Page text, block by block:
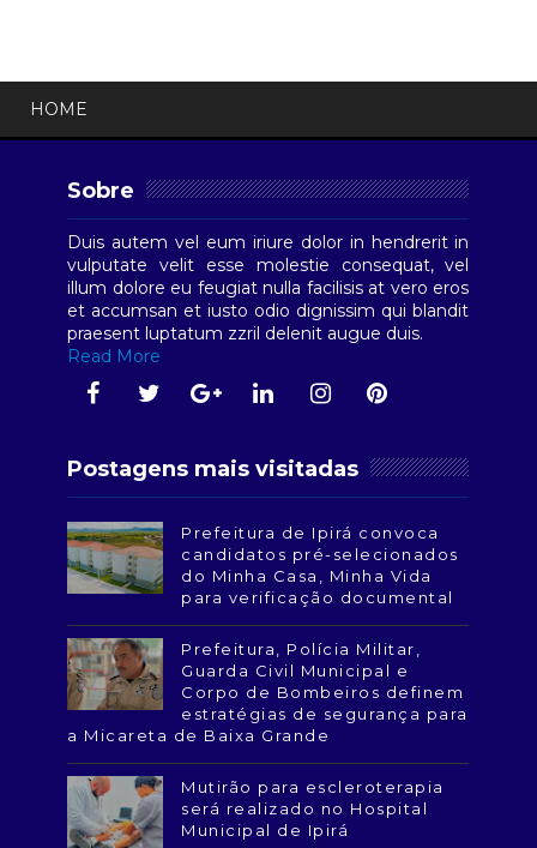
HOME
Sobre
Duis autem vel eum iriure dolor in hendrerit in
vulputate velit esse molestie consequat, vel
illum dolore eu feugiat nulla facilisis at vero eros
et accumsan et iusto odio dignissim qui blandit
praesent luptatum zzril delenit augue duis.
Read More
Postagens mais visitadas
Prefeitura de Ipirá convoca
candidatos pré-selecionados
do Minha Casa, Minha Vida
para verificação documental
Prefeitura, Polícia Militar,
Guarda Civil Municipal e
Corpo de Bombeiros definem
estratégias de segurança para
a Micareta de Baixa Grande
Mutirão para escleroterapia
será realizado no Hospital
Municipal de Ipirá